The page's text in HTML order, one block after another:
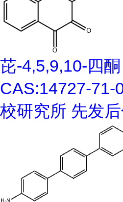
芘-4,5,9,10-四酮
CAS:14727-71-
校研究所 先发